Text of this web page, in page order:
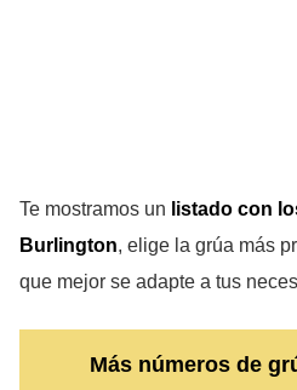
Te mostramos un listado con
Burlington, elige la grúa más
que mejor se adapte a tus
Más números de